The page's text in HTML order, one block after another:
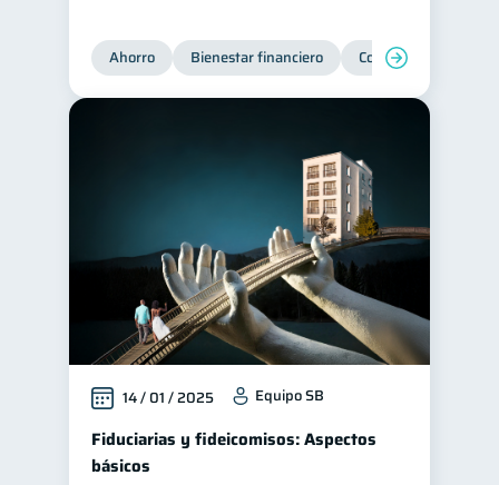
Ahorro Bienestar financiero Consejos
14 / 01 / 2025 Equipo SB
Fiduciarias y fideicomisos: Aspectos
básicos